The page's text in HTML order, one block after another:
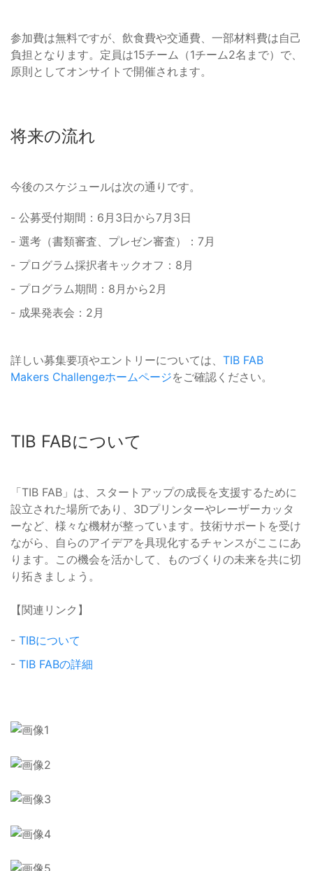
参加費は無料ですが、飲食費や交通費、一部材料費は自己
負担となります。定員は15チーム（1チーム2名まで）で、
原則としてオンサイトで開催されます。
将来の流れ
今後のスケジュールは次の通りです。
- 公募受付期間：6月3日から7月3日
- 選考（書類審査、プレゼン審査）：7月
- プログラム採択者キックオフ：8月
- プログラム期間：8月から2月
- 成果発表会：2月
詳しい募集要項やエントリーについては、 TIB FAB
Makers Challengeホームページをご確認ください。
TIB FABについて
「TIB FAB」は、スタートアップの成長を支援するために
設立された場所であり、3Dプリンターやレーザーカッタ
ーなど、様々な機材が整っています。技術サポートを受け
ながら、自らのアイデアを具現化するチャンスがここにあ
ります。この機会を活かして、ものづくりの未来を共に切
り拓きましょう。
【関連リンク】
- TIBについて
- TIB FABの詳細